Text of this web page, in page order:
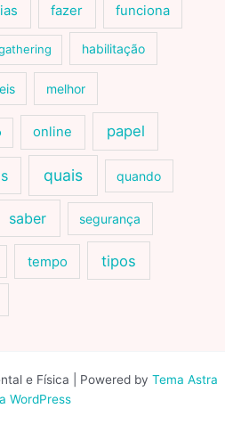
fazer funciona
habilitação
melhor
online papel
quais quando
saber segurança
tempo tipos
e Física | Powered by Tema Astra
WordPress